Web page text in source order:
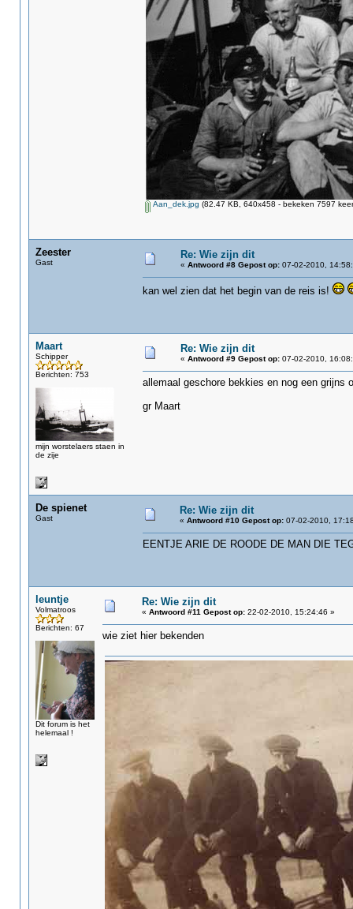
Aan_dek.jpg (82.47 KB, 640x458 - bekeken 7597
Zeester
Gast
Re: Wie zijn dit
« Antwoord #8 Gepost op:07-02-2010,
kan wel zien dat het begin van de reis is!
Maart
Schipper
Berichten: 753
mijn worstelaers staen in
de zije
Re: Wie zijn dit
« Antwoord #9 Gepost op:07-02-2010,
allemaal geschore bekkies en nog een grijns
gr Maart
De spienet
Gast
Re: Wie zijn dit
« Antwoord #10 Gepost op:07-02-2010,
EENTJE ARIE DE ROODE DE MAN DIE
leuntje
Volmatroos
Berichten: 67
Dit forum is het
helemaal !
Re: Wie zijn dit
« Antwoord #11 Gepost op:22-02-2010, 15:24:46 »
wie ziet hier bekenden